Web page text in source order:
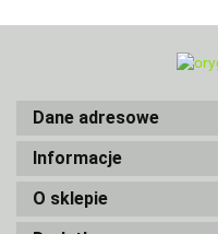
Dane adresowe
Informacje
O sklepie